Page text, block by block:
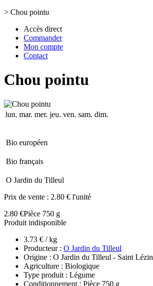
> Chou pointu
Accès direct
Commander
Mon compte
Contact
Chou pointu
lun. mar. mer. jeu. ven. sam. dim.
Bio européen
Bio français
O Jardin du Tilleul
Prix de vente : 2.80 € l'unité
2.80 €Pièce 750 g
Produit indisponible
3.73 € / kg
Producteur : O Jardin du Tilleul
Origine : O Jardin du Tilleul - Saint Lézin
Agriculture : Biologique
Type produit : Légume
Conditionnement : Pièce 750 g